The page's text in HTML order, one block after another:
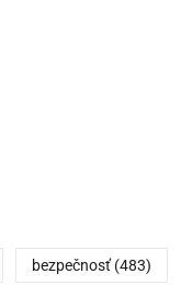
bezpečnosť (483)